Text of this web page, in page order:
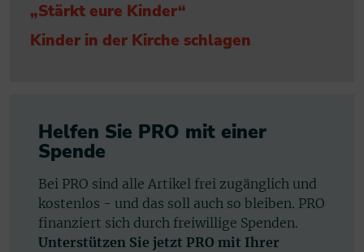
„Stärkt eure Kinder“
Kinder in der Kirche schlagen
Helfen Sie PRO mit einer
Spende
Bei PRO sind alle Artikel frei zugänglich und
kostenlos - und das soll auch so bleiben. PRO
finanziert sich durch freiwillige Spenden.
Unterstützen Sie jetzt PRO mit Ihrer